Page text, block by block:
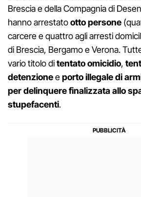
Brescia e della Compagnia di
hanno arrestatootto persone
carcere e quattro agli arresti
di Brescia, Bergamo e Verona.
vario titolo ditentato omicidio,
detenzioneeporto illegale di
per delinquere finalizzata allo
stupefacenti.